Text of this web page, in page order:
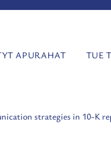
APURAHAT TUE
strategies in 10-